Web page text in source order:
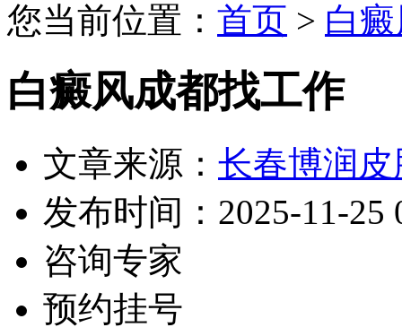
您当前位置： 首页 > 白
白癜风成都找工作
文章来源： 长春博润
发布时间：2025-11-25
咨询专家
预约挂号